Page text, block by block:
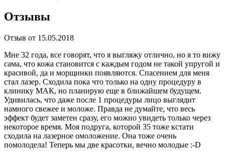
Отзывы
Отзыв от 15.05.2018
Мне 32 года, все говорят, что я выгляжу отлично, но я то вижу
сама, что кожа становится с каждым годом не такой упругой и
красивой, да и морщинки появляются. Спасением для меня
стал лазер. Сходила пока что только на одну процедуру в
клинику МАК, но планирую еще в ближайшем будущем.
Удивилась, что даже после 1 процедуры лицо выглядит
намного свежее и моложе. Правда не думайте, что весь
эффект будет заметен сразу, его можно увидеть только через
некоторое время. Моя подруга, которой 35 тоже кстати
сходила на лазерное омоложение. Она тоже очень
помолодела! Теперь мы две красотки, вечно молодые :-D